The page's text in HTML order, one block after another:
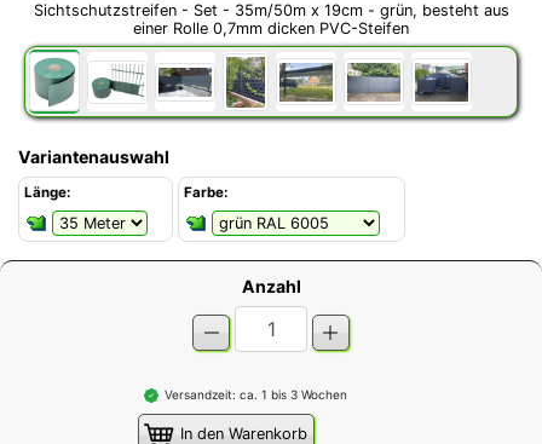
Sichtschutzstreifen - Set - 35m/50m x 19cm - grün, besteht aus
einer Rolle 0,7mm dicken PVC-Steifen
Variantenauswahl
Länge: Farbe:
Anzahl
Versandzeit: ca. 1 bis 3 Wochen
In den Warenkorb